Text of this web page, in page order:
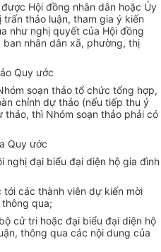
Hội đồng nhân dân hoặc Ủy
thảo luận, tham gia ý kiến
như nghị quyết của Hội đồng
nhân dân xã, phường, thị
Quy ước
soạn thảo tổ chức tổng hợp,
chỉnh dự thảo (nếu tiếp thu ý
thì Nhóm soạn thảo phải có
Quy ước
nghị đại biểu đại diện hộ gia đình
các thành viên dự kiến mời
qua;
cử tri hoặc đại biểu đại diện hộ
thông qua các nội dung của